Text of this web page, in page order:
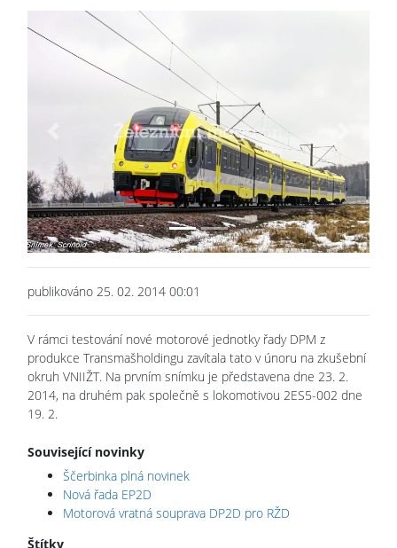
publikováno 25. 02. 2014 00:01
V rámci testování nové motorové jednotky řady DPM z
produkce Transmašholdingu zavítala tato v únoru na zkušební
okruh VNIIŽT. Na prvním snímku je představena dne 23. 2.
2014, na druhém pak společně s lokomotivou 2ES5-002 dne
19. 2.
Související novinky
Ščerbinka plná novinek
Nová řada EP2D
Motorová vratná souprava DP2D pro RŽD
Štítky